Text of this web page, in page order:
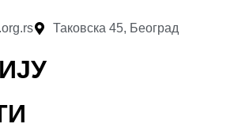
Таковска 45, Београд